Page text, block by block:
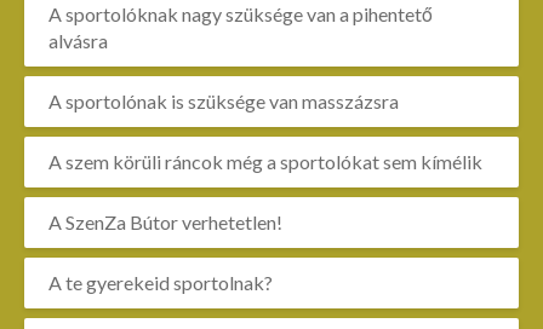
A sportolóknak nagy szüksége van a pihentető
alvásra
A sportolónak is szüksége van masszázsra
A szem körüli ráncok még a sportolókat sem kímélik
A SzenZa Bútor verhetetlen!
A te gyerekeid sportolnak?